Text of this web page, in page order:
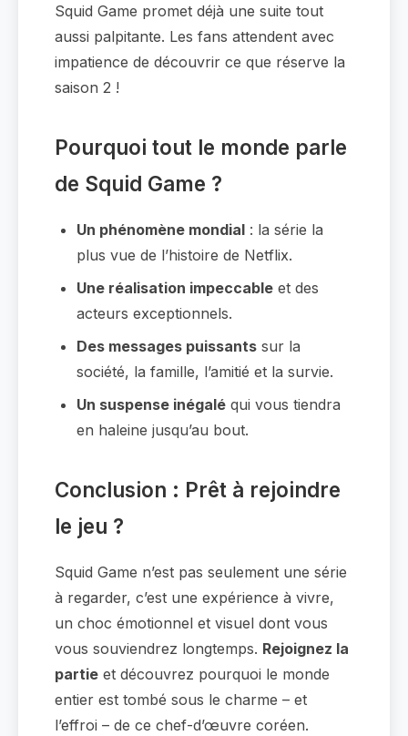
Squid Game promet déjà une suite tout
aussi palpitante. Les fans attendent avec
impatience de découvrir ce que réserve la
saison 2 !
Pourquoi tout le monde parle
de Squid Game ?
Un phénomène mondial : la série la
plus vue de l’histoire de Netflix.
Une réalisation impeccable et des
acteurs exceptionnels.
Des messages puissants sur la
société, la famille, l’amitié et la survie.
Un suspense inégalé qui vous tiendra
en haleine jusqu’au bout.
Conclusion : Prêt à rejoindre
le jeu ?
Squid Game n’est pas seulement une série
à regarder, c’est une expérience à vivre,
un choc émotionnel et visuel dont vous
vous souviendrez longtemps. Rejoignez la
partie et découvrez pourquoi le monde
entier est tombé sous le charme – et
l’effroi – de ce chef-d’œuvre coréen.